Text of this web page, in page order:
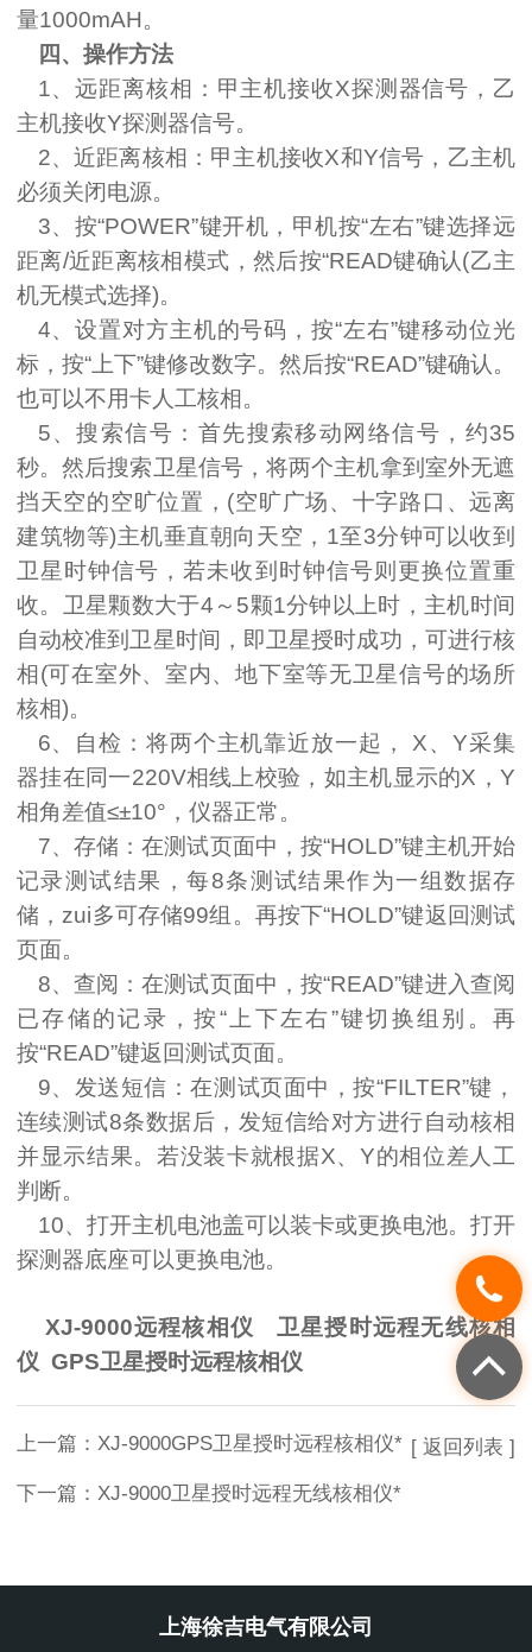
量1000mAH。
四、操作方法
1、远距离核相：甲主机接收X探测器信号，乙
主机接收Y探测器信号。
2、近距离核相：甲主机接收X和Y信号，乙主机
必须关闭电源。
3、按“POWER”键开机，甲机按“左右”键选择远
距离/近距离核相模式，然后按“READ键确认(乙主
机无模式选择)。
4、设置对方主机的号码，按“左右”键移动位光
标，按“上下”键修改数字。然后按“READ”键确认。
也可以不用卡人工核相。
5、搜索信号：首先搜索移动网络信号，约35
秒。然后搜索卫星信号，将两个主机拿到室外无遮
挡天空的空旷位置， (空旷广场、十字路口、远离
建筑物等)主机垂直朝向天空， 1至3分钟可以收到
卫星时钟信号，若未收到时钟信号则更换位置重
收。卫星颗数大于4 ～ 5颗1分钟以上时，主机时间
自动校准到卫星时间，即卫星授时成功，可进行核
相(可在室外、室内、地下室等无卫星信号的场所
核相)。
6、自检：将两个主机靠近放一起， X、Y采集
器挂在同一220V相线上校验，如主机显示的X ，Y
相角差值≤±10°，仪器正常。
7、存储：在测试页面中，按“HOLD”键主机开始
记录测试结果，每8条测试结果作为一组数据存
储，zui多可存储99组。再按下“HOLD”键返回测试
页面。
8、查阅：在测试页面中，按“READ”键进入查阅
已存储的记录，按“上下左右”键切换组别。再
按“READ”键返回测试页面。
9、发送短信：在测试页面中，按“FILTER”键，
连续测试8条数据后，发短信给对方进行自动核相
并显示结果。若没装卡就根据X、Y的相位差人工
判断。
10、打开主机电池盖可以装卡或更换电池。打开
探测器底座可以更换电池。
XJ-9000远程核相仪 卫星授时远程无线核相
仪 GPS卫星授时远程核相仪
上一篇： XJ-9000GPS卫星授时远程核相仪*
下一篇： XJ-9000卫星授时远程无线核相仪*
[ 返回列表 ]
上海徐吉电气有限公司